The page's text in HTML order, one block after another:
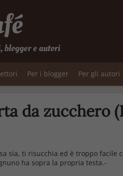
e autori
Per i blogger Per gli autori
da zucchero
sia, ti risucchia ed è troppo facile
ha sopra la propria testa.-